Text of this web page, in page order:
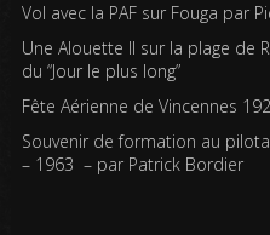
Vol avec la PAF sur Fouga par
Une Alouette II sur la plage de
du “Jour le plus long”
Fête Aérienne de Vincennes
Souvenir de formation au
– 1963 – par Patrick Bordier